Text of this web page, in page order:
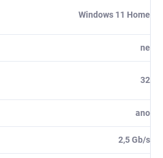
Windows 11 Home
ne
32
ano
2,5 Gb/s